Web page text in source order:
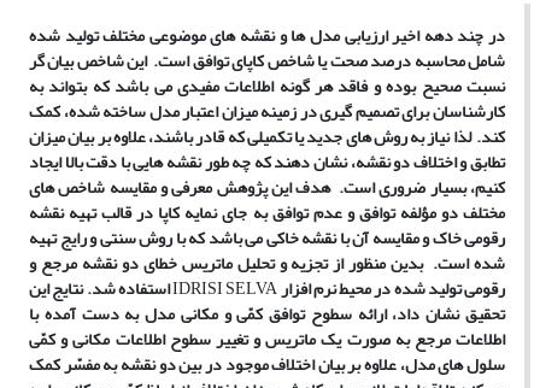
در چند دهه اخیر ارزیابی مدلها و نقشههای موضوعی مختلف تولید شده
شامل محاسبه درصد صحت یا شاخص کاپای توافق است. این شاخص بیانگر
نسبت صحیح بوده و فاقد هر گونه اطلاعات مفیدی میباشد که بتواند به
کارشناسان برای تصمیمگیری در زمینه میزان اعتبار مدل ساختهشده، کمک
کند. لذا نیاز به روشهای جدید یا تکمیلی که قادر باشند، علاوه بر بیان میزان
تطابق و اختلاف دو نقشه، نشان دهند که چهطور نقشههایی با دقت بالا ایجاد
کنیم، بسیار ضروری است. هدف این پژوهش معرفی و مقایسه شاخصهای
مختلف دو مؤلفه توافق و عدم توافق به جای نمایه کاپا در قالب تهیه نقشه
رقومی خاک و مقایسه آن با نقشه خاکی میباشد که با روش سنتی و رایج تهیه
شدهاست. بدین منظور از تجزیه و تحلیل ماتریس خطای دو نقشه مرجع و
رقومی تولیدشده در محیط نرمافزارIDRISI SELVAاستفاده شد. نتایج این
تحقیق نشانداد، ارائه سطوح توافق کمّی و مکانی مدل بهدستآمده با
اطلاعات مرجع بهصورت یک ماتریس و تغییر سطوح اطلاعات مکانی و کمّی
سلولهای مدل، علاوه بر بیان اختلاف موجود در بین دو نقشه به مفسّر کمک